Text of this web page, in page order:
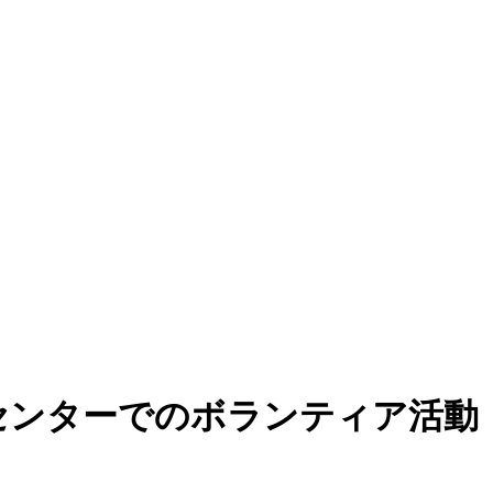
ターでのボランティア活動